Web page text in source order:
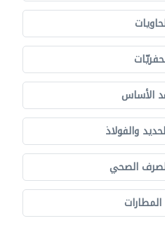
الأساس
والفولاذ
الصحي
المطارات